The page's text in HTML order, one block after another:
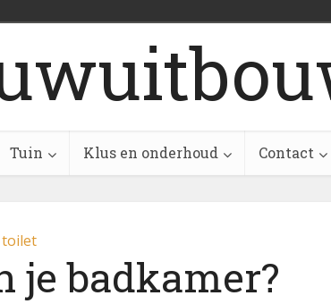
Tuin Klus en onderhoud Contact
toilet
je badkamer?